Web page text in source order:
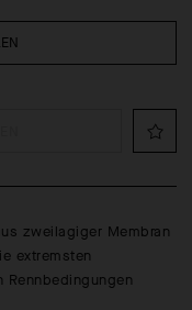
zweilagiger Membran
extremsten